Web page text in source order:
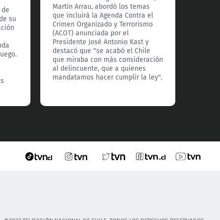
su
Martín Arrau, abordó los temas
que incluirá la Agenda Contra el
Crimen Organizado y Terrorismo
(ACOT) anunciada por el
Presidente José Antonio Kast y
destacó que "se acabó el Chile
que miraba con más consideración
al delincuente, que a quienes
mandatamos hacer cumplir la ley".